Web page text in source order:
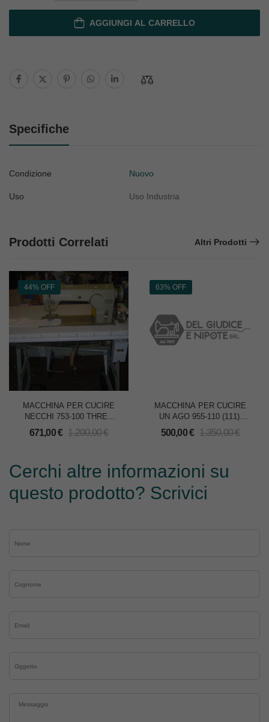
AGGIUNGI AL CARRELLO
Specifiche
Condizione Nuovo
Uso Uso Industria
Prodotti Correlati Altri Prodotti
44% OFF
MACCHINA PER CUCIRE
NECCHI 753-100 THREE
STITCH mm.6,0
671,00€ 1.200,00€
63% OFF
MACCHINA PER CUCIRE
UN AGO 955-110 (111)-
SOLO TESTA
500,00€ 1.350,00€
Cerchi altre informazioni su
questo prodotto? Scrivici